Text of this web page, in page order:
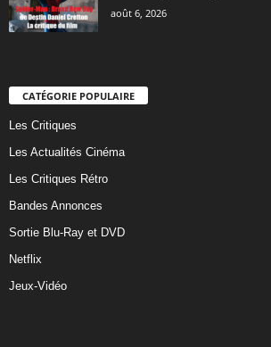
août 6, 2026
CATÉGORIE POPULAIRE
Les Critiques
Les Actualités Cinéma
Les Critiques Rétro
Bandes Annonces
Sortie Blu-Ray et DVD
Netflix
Jeux-Vidéo